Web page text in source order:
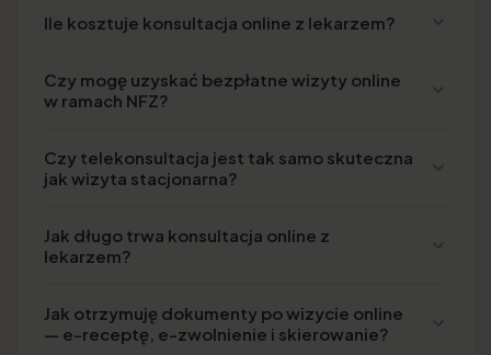
Ile kosztuje konsultacja online z lekarzem?
Czy mogę uzyskać bezpłatne wizyty online
w ramach NFZ?
Czy telekonsultacja jest tak samo skuteczna
jak wizyta stacjonarna?
Jak długo trwa konsultacja online z
lekarzem?
Jak otrzymuję dokumenty po wizycie online
— e-receptę, e-zwolnienie i skierowanie?